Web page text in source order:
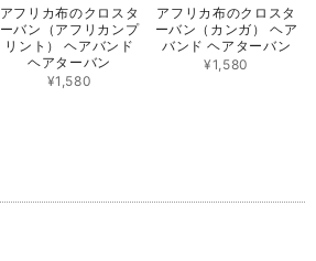
アフリカ布のクロスタ
ーバン（アフリカンプ
リント） ヘアバンド
ヘアターバン
¥1,580
アフリカ布のクロスタ
ーバン（カンガ） ヘア
バンド ヘアターバン
¥1,580